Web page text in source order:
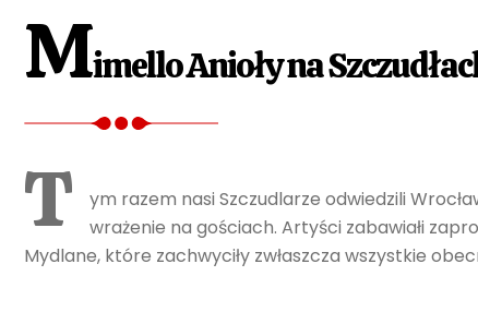
Mimello Anioły na
T
ym razem nasi Szczudlarze odwiedzili
wrażenie na gościach. Artyści zabawiałi
Mydlane, które zachwyciły zwłaszcza wszystkie